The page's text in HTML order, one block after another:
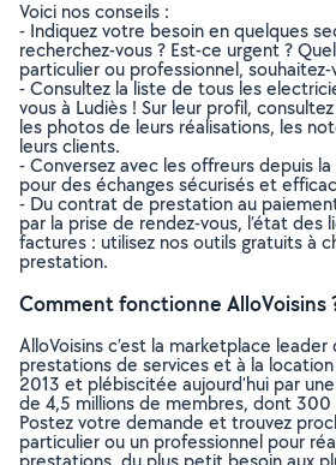
Voici nos conseils :
- Indiquez votre besoin en quelques
recherchez-vous ? Est-ce urgent ?
particulier ou professionnel, souhaitez-
- Consultez la liste de tous les
vous à Ludiès ! Sur leur profil,
les photos de leurs réalisations, les
leurs clients.
- Conversez avec les offreurs depuis
pour des échanges sécurisés et
- Du contrat de prestation au
par la prise de rendez-vous, l’état des
factures : utilisez nos outils gratuits à
prestation.
Comment fonctionne AlloVoisins
AlloVoisins c’est la marketplace
prestations de services et à la
2013 et plébiscitée aujourd’hui par
de 4,5 millions de membres, dont
Postez votre demande et trouvez
particulier ou un professionnel pour